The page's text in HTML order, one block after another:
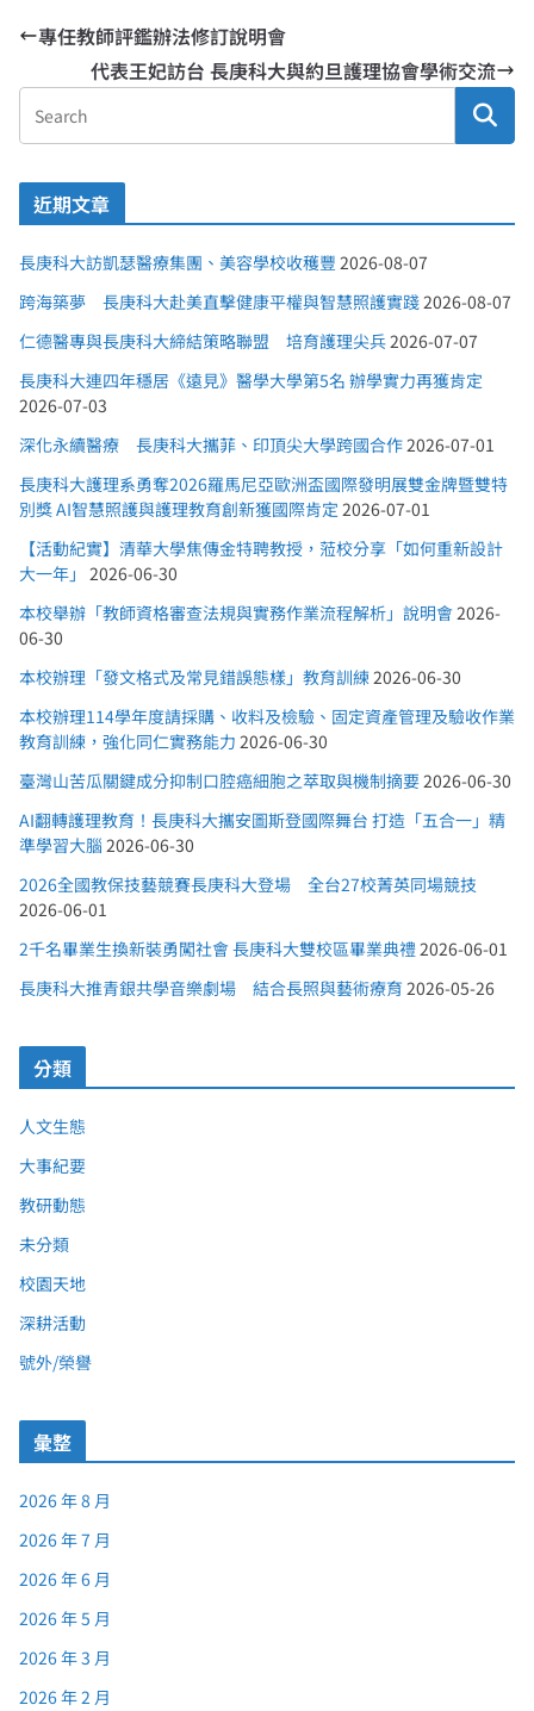
專任教師評鑑辦法修訂說明會
代表王妃訪台 長庚科大與約旦護理協會學術交流
近期文章
長庚科大訪凱瑟醫療集團、美容學校收穫豐 2026-08-07
跨海築夢 長庚科大赴美直擊健康平權與智慧照護實踐2026-08-07
仁德醫專與長庚科大締結策略聯盟 培育護理尖兵2026-07-07
長庚科大連四年穩居《遠見》醫學大學第5名 辦學實力再獲肯定
2026-07-03
深化永續醫療 長庚科大攜菲、印頂尖大學跨國合作2026-07-01
長庚科大護理系勇奪2026羅馬尼亞歐洲盃國際發明展雙金牌暨雙特
別獎 AI智慧照護與護理教育創新獲國際肯定 2026-07-01
【活動紀實】清華大學焦傳金特聘教授，蒞校分享「如何重新設計
大一年」 2026-06-30
本校舉辦「教師資格審查法規與實務作業流程解析」說明會2026-
06-30
本校辦理「發文格式及常見錯誤態樣」教育訓練2026-06-30
本校辦理114學年度請採購、收料及檢驗、固定資產管理及驗收作業
教育訓練，強化同仁實務能力 2026-06-30
臺灣山苦瓜關鍵成分抑制口腔癌細胞之萃取與機制摘要2026-06-30
AI翻轉護理教育！長庚科大攜安圖斯登國際舞台 打造「五合一」精
準學習大腦 2026-06-30
2026全國教保技藝競賽長庚科大登場 全台27校菁英同場競技
2026-06-01
2千名畢業生換新裝勇闖社會 長庚科大雙校區畢業典禮2026-06-01
長庚科大推青銀共學音樂劇場 結合長照與藝術療育 2026-05-26
分類
人文生態
大事紀要
教研動態
未分類
校園天地
深耕活動
號外/榮譽
彙整
2026 年 8 月
2026 年 7 月
2026 年 6 月
2026 年 5 月
2026 年 3 月
2026 年 2 月